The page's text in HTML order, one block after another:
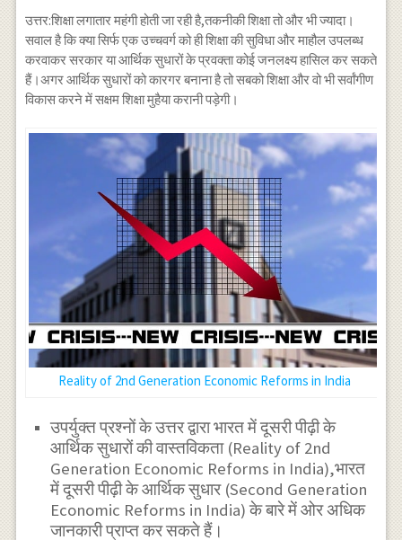
उत्तर:शिक्षा लगातार महंगी होती जा रही है,तकनीकी शिक्षा तो और भी ज्यादा।
सवाल है कि क्या सिर्फ एक उच्चवर्ग को ही शिक्षा की सुविधा और माहौल उपलब्ध
करवाकर सरकार या आर्थिक सुधारों के प्रवक्ता कोई जनलक्ष्य हासिल कर सकते
हैं।अगर आर्थिक सुधारों को कारगर बनाना है तो सबको शिक्षा और वो भी सर्वांगीण
विकास करने में सक्षम शिक्षा मुहैया करानी पड़ेगी।
Reality of 2nd Generation Economic Reforms in India
उपर्युक्त प्रश्नों के उत्तर द्वारा भारत में दूसरी पीढ़ी के
आर्थिक सुधारों की वास्तविकता (Reality of 2nd
Generation Economic Reforms in India),भारत
में दूसरी पीढ़ी के आर्थिक सुधार (Second Generation
Economic Reforms in India) के बारे में ओर अधिक
जानकारी प्राप्त कर सकते हैं।